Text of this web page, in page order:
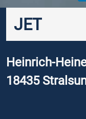
JET
Heinrich-
18435